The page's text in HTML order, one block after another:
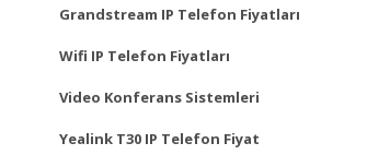
Grandstream IP Telefon Fiyatları
Wifi IP Telefon Fiyatları
Video Konferans Sistemleri
Yealink T30 IP Telefon Fiyat